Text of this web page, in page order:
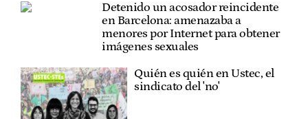
Detenido un acosador reincidente
en Barcelona: amenazaba a
menores por Internet para obtener
imágenes sexuales
Quién es quién en Ustec, el
sindicato del 'no'